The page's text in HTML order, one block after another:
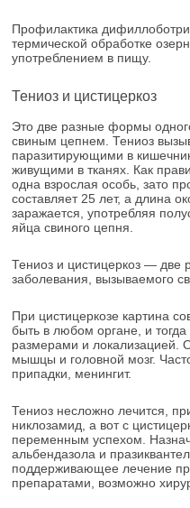
Профилактика
термической обработке
употреблением в пищу.
Тениоз и цистицеркоз
Это две разные формы
свиным цепнем. Тениоз
паразитирующими в
живущими в тканях. Как
одна взрослая особь, зато
составляет 25 лет, а длина
заражается, употребляя
яйца свиного цепня.
Тениоз и цистицеркоз —
заболевания, вызываемого
При цистицеркозе картина
быть в любом органе, и
размерами и локализацией.
мышцы и головной мозг.
припадки, менингит.
Тениоз несложно лечится,
никлозамид, а вот с
переменным успехом.
альбендазола и
поддерживающее лечение
препаратами, возможно